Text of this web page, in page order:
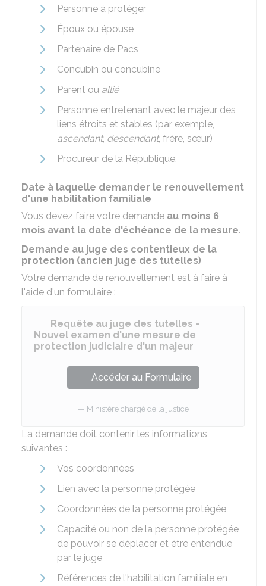
Personne à protéger
Époux ou épouse
Partenaire de Pacs
Concubin ou concubine
Parent ou allié
Personne entretenant avec le majeur des
liens étroits et stables (par exemple,
ascendant, descendant, frère, sœur)
Procureur de la République.
Date à laquelle demander le renouvellement
d'une habilitation familiale
Vous devez faire votre demande au moins 6
mois avant la date d'échéance de la mesure.
Demande au juge des contentieux de la
protection (ancien juge des tutelles)
Votre demande de renouvellement est à faire à
l'aide d'un formulaire :
Requête au juge des tutelles -
Nouvel examen d'une mesure de
protection judiciaire d'un majeur
Accéder au Formulaire
Ministère chargé de la justice
La demande doit contenir les informations
suivantes :
Vos coordonnées
Lien avec la personne protégée
Coordonnées de la personne protégée
Capacité ou non de la personne protégée
de pouvoir se déplacer et être entendue
par le juge
Références de l'habilitation familiale en